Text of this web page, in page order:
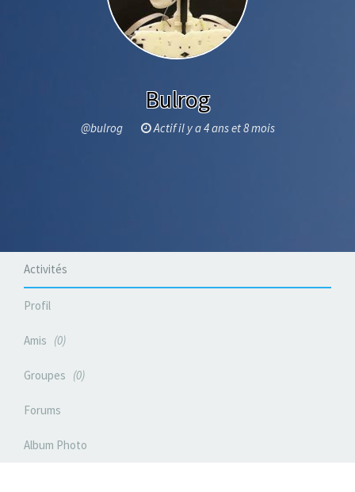
Bulrog
@bulrog Actif il y a 4 ans et 8 mois
Activités
Profil
Amis 0
Groupes 0
Forums
Album Photo